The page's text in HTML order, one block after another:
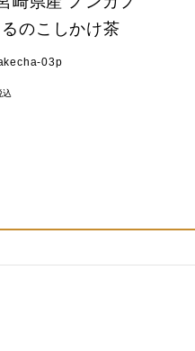
のこしかけ茶
03p
込